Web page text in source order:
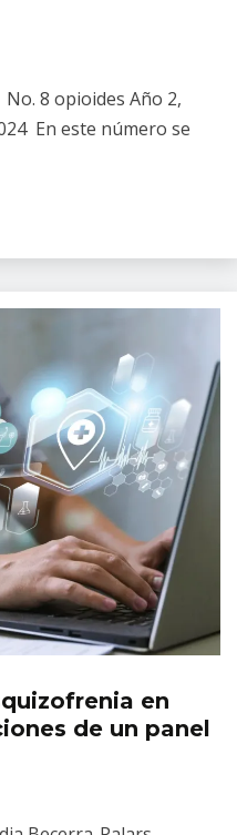
8 opioides Año 2,
En este número se
en
de un panel